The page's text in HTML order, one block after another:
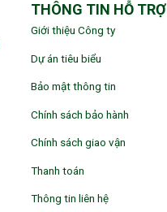
THÔNG TIN HỖ TRỢ
Giới thiệu Công ty
Dự án tiêu biểu
Bảo mật thông tin
Chính sách bảo hành
Chính sách giao vận
Thanh toán
Thông tin liên hệ